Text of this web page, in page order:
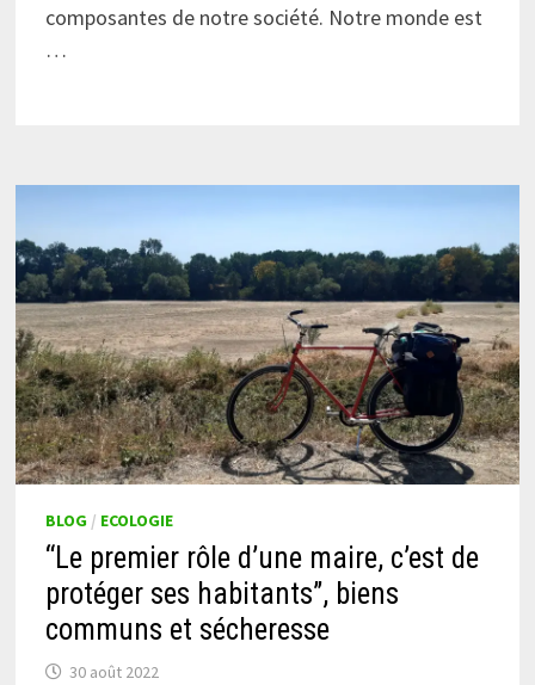
composantes de notre société. Notre monde est
…
BLOG / ECOLOGIE
“Le premier rôle d’une maire, c’est de
protéger ses habitants”, biens
communs et sécheresse
30 août 2022